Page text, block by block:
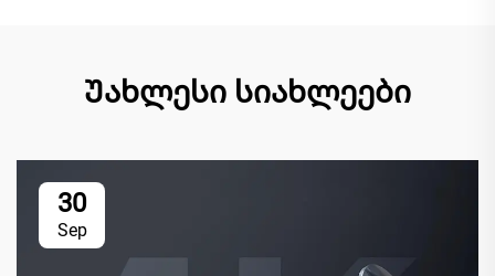
Უახლესი სიახლეები
30
Sep